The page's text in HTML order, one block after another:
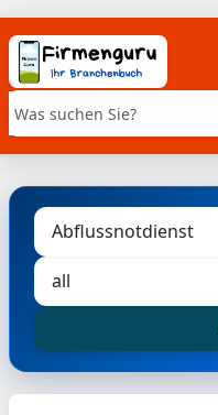
Stichwortsuche